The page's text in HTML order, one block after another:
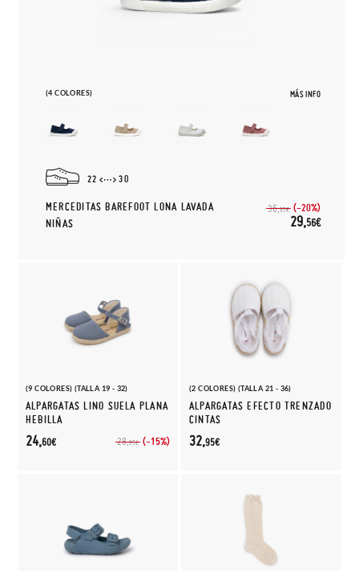
(4 COLORES) MÁS INFO
22 30
MERCEDITAS BAREFOOT LONA LAVADA
NIÑAS
36,95€ (-20%)
29,56€
(9 COLORES) (TALLA 19 - 32)
ALPARGATAS LINO SUELA PLANA
HEBILLA
28,95€ (-15%)
24,60€
(2 COLORES) (TALLA 21 - 36)
ALPARGATAS EFECTO TRENZADO
CINTAS
32,95€